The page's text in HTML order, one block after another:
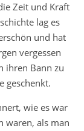
Zeit und Kraft
lag es
und hat
vergessen
ihren Bann zu
geschenkt.
wie es war
waren, als man